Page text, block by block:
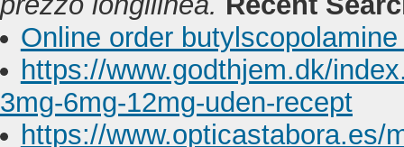
Online order
https://www.godthjem.dk/
3mg-6mg-12mg-uden-recept
https://www.opticastabora.es/